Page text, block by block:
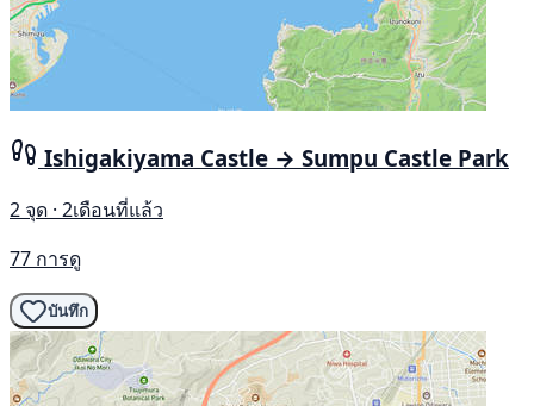
Ishigakiyama Castle → Sumpu Castle Park
2 จุด · 2เดือนที่แล้ว
77 การดู
บันทึก